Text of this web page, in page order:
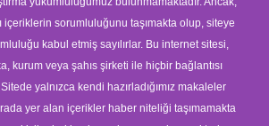
içeriklerin sorumluluğunu taşımakta olup, siteye
kabul etmiş sayılırlar. Bu internet sitesi,
kurum veya şahıs şirketi ile hiçbir bağlantısı
yalnızca kendi hazırladığımız makaleler
yer alan içerikler haber niteliği taşımamakta